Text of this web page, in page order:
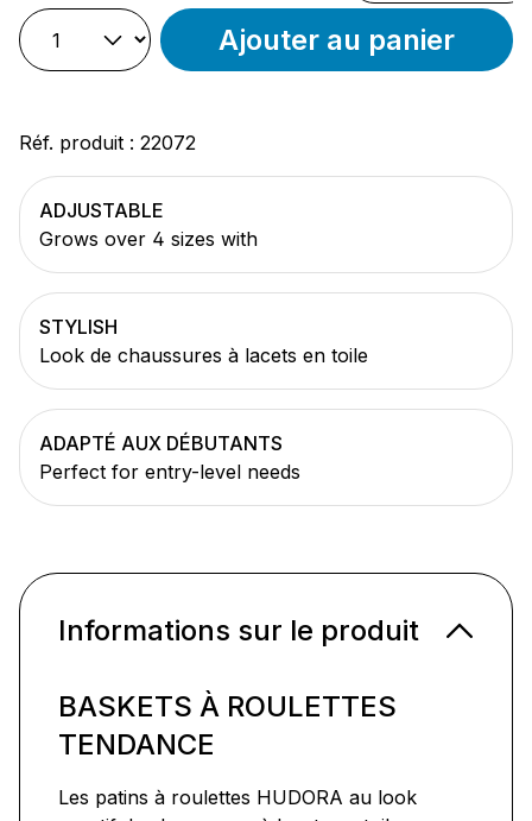
Ajouter au panier
Réf. produit : 22072
ADJUSTABLE
Grows over 4 sizes with
STYLISH
Look de chaussures à lacets en toile
ADAPTÉ AUX DÉBUTANTS
Perfect for entry-level needs
Informations sur le produit
BASKETS À ROULETTES
TENDANCE
Les patins à roulettes HUDORA au look